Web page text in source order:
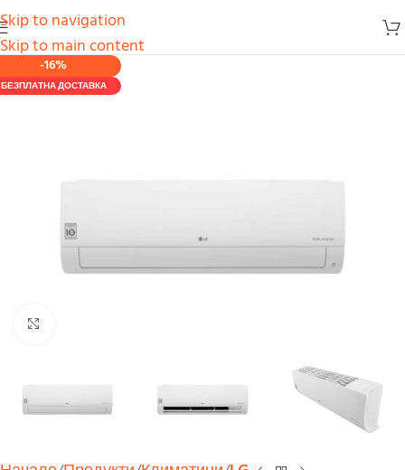
Skip to navigation
Skip to main content
-16%
БЕЗПЛАТНА ДОСТАВКА